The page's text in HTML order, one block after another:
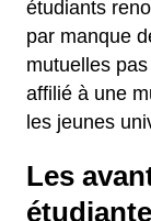
étudiants
par manque
mutuelles
affilié à une
les jeunes
Les
étudiante